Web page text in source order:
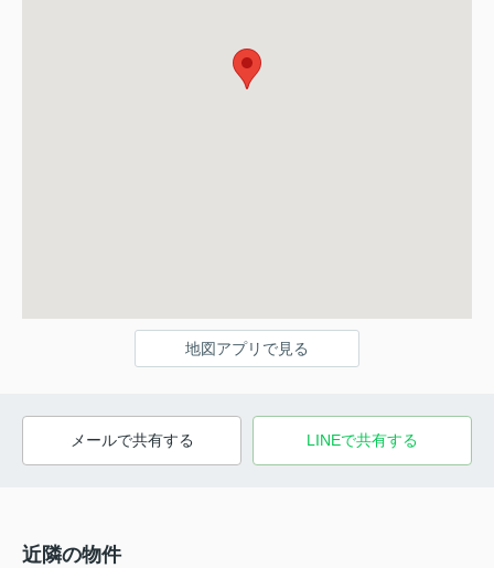
地図アプリで見る
メールで共有する LINEで共有する
近隣の物件